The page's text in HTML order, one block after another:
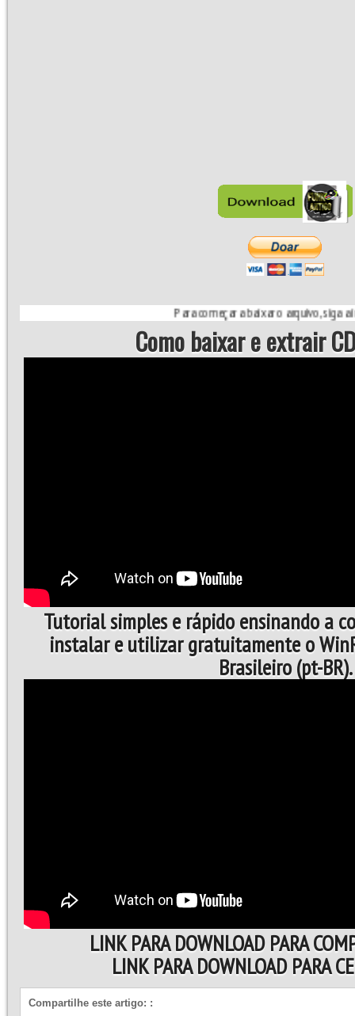
Para começar a baixar o arquivo, siga a
Como baixar e extrair
Tutorial simples e rápido ensinando a
instalar e utilizar gratuitamente o
Brasileiro (pt-BR).
LINK PARA DOWNLOAD PARA
LINK PARA DOWNLOAD PARA
Compartilhe este artigo: :